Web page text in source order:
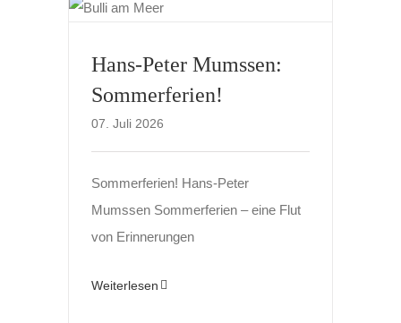
Hans-Peter Mumssen:
Sommerferien!
07. Juli 2026
Sommerferien! Hans-Peter
Mumssen Sommerferien – eine Flut
von Erinnerungen
Weiterlesen